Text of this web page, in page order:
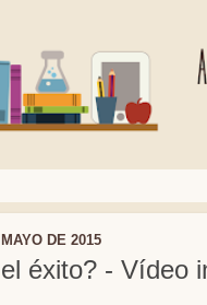
DE 2015
éxito? - Vídeo